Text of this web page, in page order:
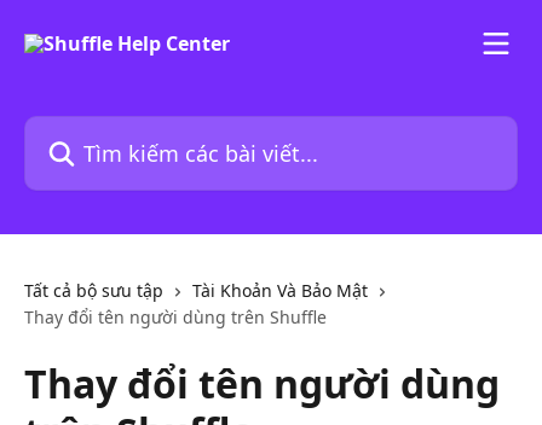
Tìm kiếm các bài viết...
Tất cả bộ sưu tập
Tài Khoản Và Bảo Mật
Thay đổi tên người dùng trên Shuffle
Thay đổi tên người dùng